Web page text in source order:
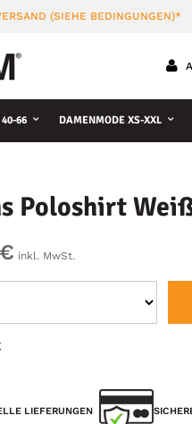
(SIEHE BEDINGUNGEN)*
66 DAMENMODE XS-XXL
Poloshirt
inkl. MwSt.
LIEFERUNGEN